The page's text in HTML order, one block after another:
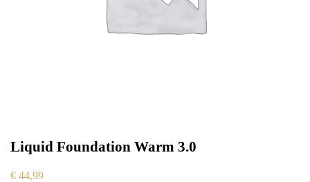
Liquid Foundation Warm 3.0
€ 44,99